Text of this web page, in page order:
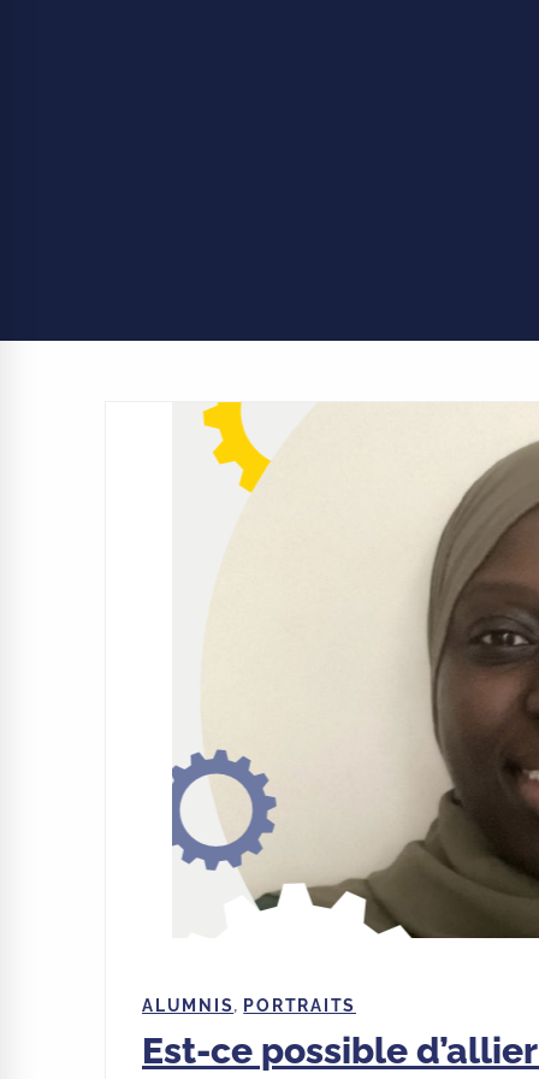
ALUMNIS, PORTRAITS
Est-ce possible